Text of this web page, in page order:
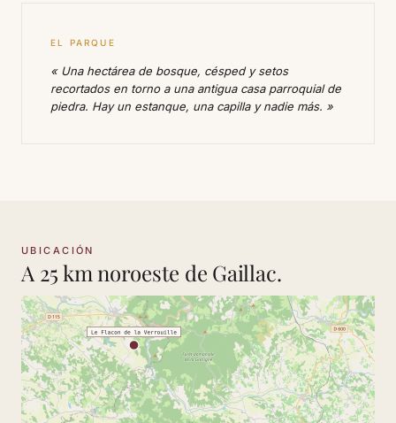
EL PARQUE
« Una hectárea de bosque, césped y setos
recortados en torno a una antigua casa parroquial de
piedra. Hay un estanque, una capilla y nadie más. »
UBICACIÓN
A 25 km noroeste de Gaillac.